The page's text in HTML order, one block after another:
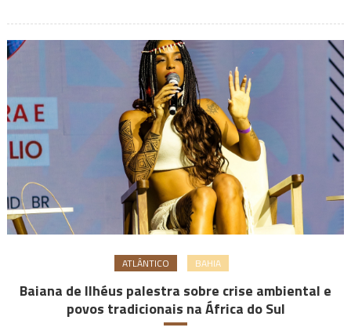
ATLÂNTICO BAHIA
Baiana de Ilhéus palestra sobre crise ambiental e
povos tradicionais na África do Sul